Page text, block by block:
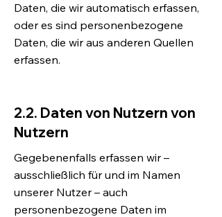
Daten, die wir automatisch erfassen,
oder es sind personenbezogene
Daten, die wir aus anderen Quellen
erfassen.
2.2. Daten von Nutzern von
Nutzern
Gegebenenfalls erfassen wir –
ausschließlich für und im Namen
unserer Nutzer – auch
personenbezogene Daten im